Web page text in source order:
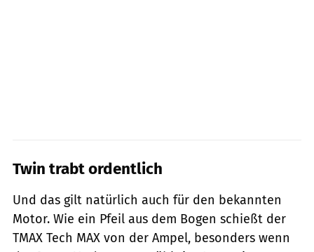
Twin trabt ordentlich
Und das gilt natürlich auch für den bekannten
Motor. Wie ein Pfeil aus dem Bogen schießt der
TMAX Tech MAX von der Ampel, besonders wenn